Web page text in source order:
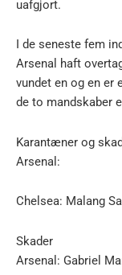
uafgjort.
I de seneste fem
Arsenal haft
vundet en og en er
de to mandskaber
Karantæner og
Arsenal:
Chelsea: Malang
Skader
Arsenal: Gabriel